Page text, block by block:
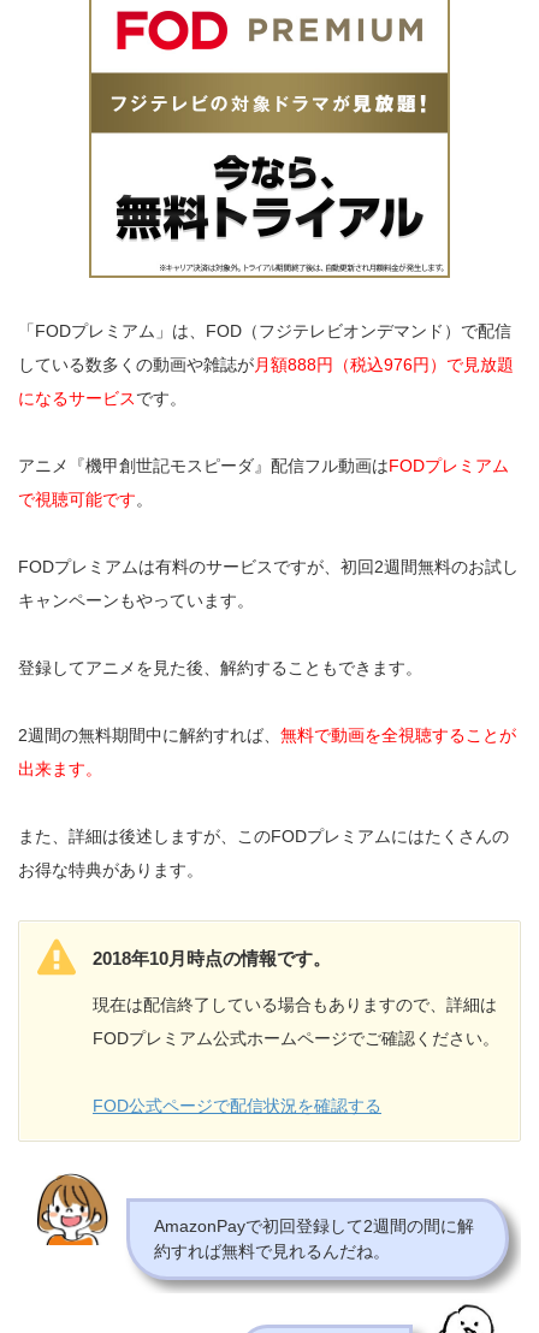
「FODプレミアム」は、FOD（フジテレビオンデマンド）で配信
している数多くの動画や雑誌が月額888円（税込976円）で見放題
になるサービスです。
アニメ『機甲創世記モスピーダ』配信フル動画はFODプレミアム
で視聴可能です。
FODプレミアムは有料のサービスですが、初回2週間無料のお試し
キャンペーンもやっています。
登録してアニメを見た後、解約することもできます。
2週間の無料期間中に解約すれば、 無料で動画を全視聴することが
出来ます。
また、詳細は後述しますが、このFODプレミアムにはたくさんの
お得な特典があります。
2018年10月時点の情報です。
現在は配信終了している場合もありますので、詳細は
FODプレミアム公式ホームページでご確認ください。
FOD公式ページで配信状況を確認する
AmazonPayで初回登録して2週間の間に解
約すれば無料で見れるんだね。